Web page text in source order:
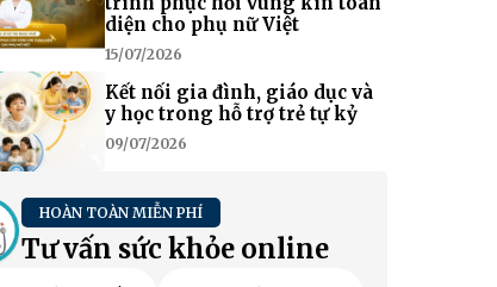
diện cho phụ nữ Việt
15/07/2026
Kết nối gia đình, giáo dục và
y học trong hỗ trợ trẻ tự kỷ
09/07/2026
HOÀN TOÀN MIỄN PHÍ
Tư vấn sức khỏe online